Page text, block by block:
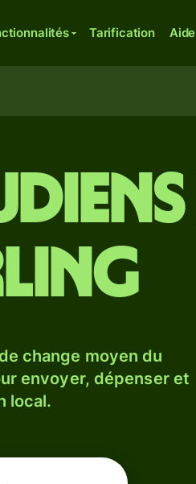
Tarification Aide
change moyen du
envoyer, dépenser et
local.